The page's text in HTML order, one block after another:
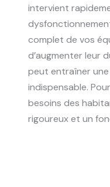
intervient
complet de vos
d’augmenter leur
peut entraîner
indispensable.
besoins des
rigoureux et un